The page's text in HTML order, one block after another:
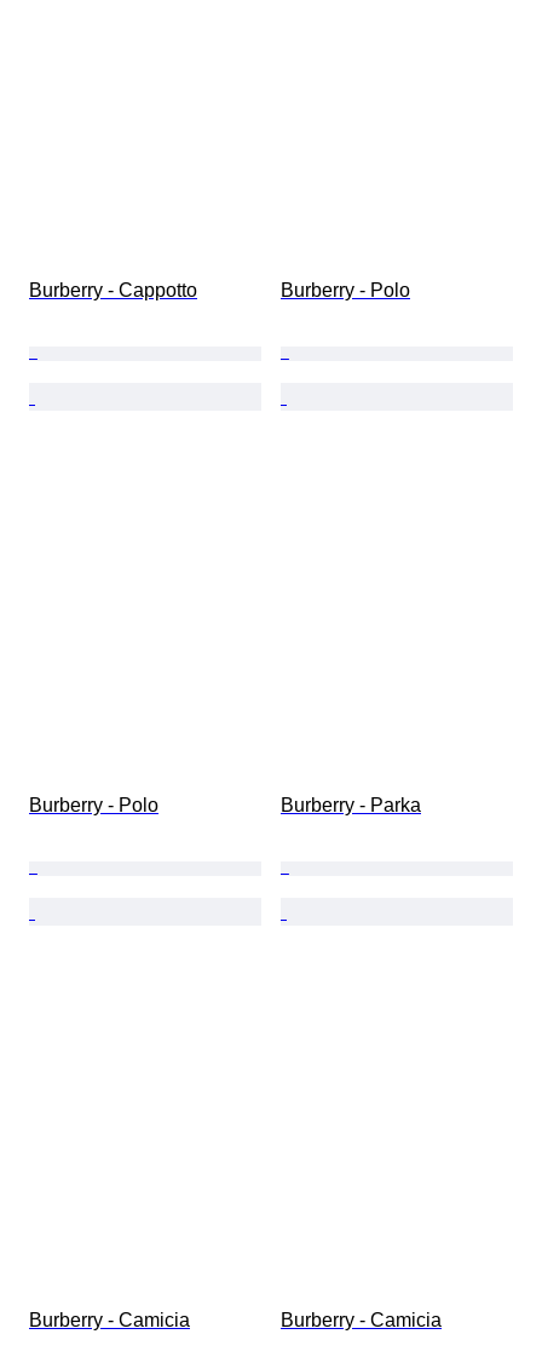
Burberry - Cappotto Burberry - Polo
Burberry - Polo Burberry - Parka
Burberry - Camicia Burberry - Camicia